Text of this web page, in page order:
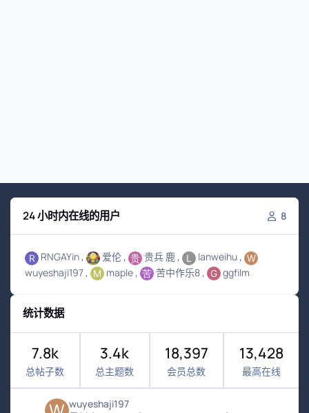
24 小时内在线的用户 8
RNGAYin 爱伦 贵兵 鹿
lanweihu
wuyeshaji197
maple 苦中作乐8 ggfilm
统计数据
7.8k
总帖子数
3.4k
总主题数
18,397
会员总数
13,428
最高在线
wuyeshaji197